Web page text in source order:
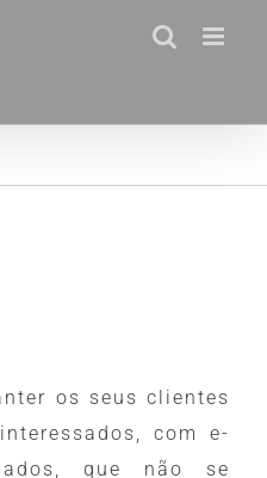
os seus clientes
com e-
que não se